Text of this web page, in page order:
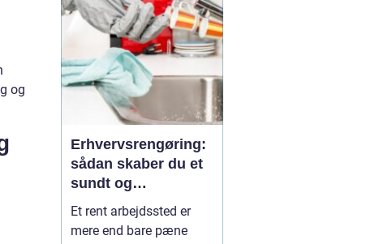
og
handler det ...
Erhvervsrengøring:
sådan skaber du et
sundt og
professionelt
arbejdsmiljø
Et rent arbejdssted er
mere end bare pæne